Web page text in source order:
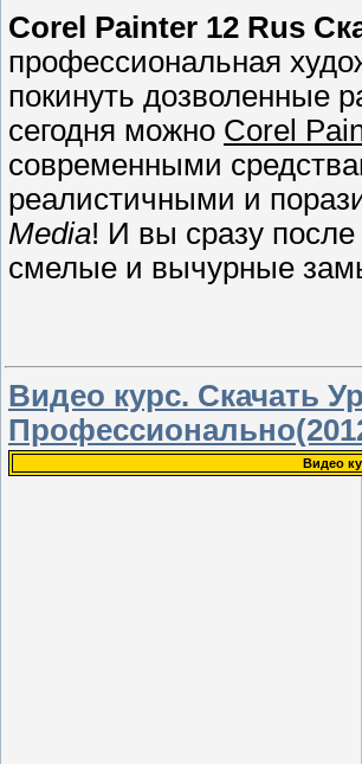
Corel Painter 12 Rus
профессиональная
покинуть дозволенные
сегодня можно Corel
современными
реалистичными и
Media! И вы сразу после
смелые и вычурные
Видео курс. Скачать
Видео